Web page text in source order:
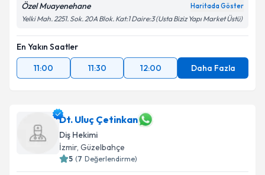
Özel Muayenehane Haritada Göster
Yelki Mah. 2251. Sok. 20A Blok. Kat:1 Daire:3 (Usta Biziz Yapı Market Üstü)
En Yakın Saatler
11:00
11:30 12:00 Daha Fazla
Dt. Uluç Çetinkan
Diş Hekimi
İzmir, Güzelbahçe
5 (7 Değerlendirme)